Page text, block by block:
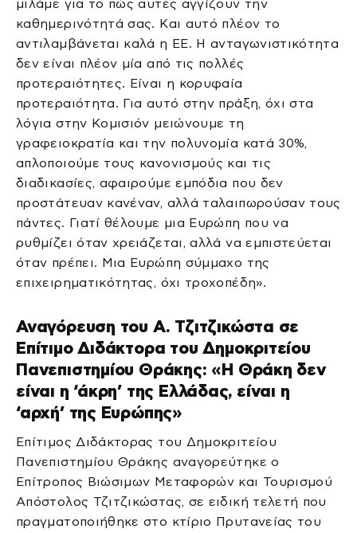
μιλάμε για το πώς αυτές αγγίζουν την
καθημερινότητά σας. Και αυτό πλέον το
αντιλαμβάνεται καλά η ΕΕ. Η ανταγωνιστικότητα
δεν είναι πλέον μία από τις πολλές
προτεραιότητες. Είναι η κορυφαία
προτεραιότητα. Για αυτό στην πράξη, όχι στα
λόγια στην Κομισιόν μειώνουμε τη
γραφειοκρατία και την πολυνομία κατά 30%,
απλοποιούμε τους κανονισμούς και τις
διαδικασίες, αφαιρούμε εμπόδια που δεν
προστάτευαν κανέναν, αλλά ταλαιπωρούσαν τους
πάντες. Γιατί θέλουμε μια Ευρώπη που να
ρυθμίζει όταν χρειάζεται, αλλά να εμπιστεύεται
όταν πρέπει. Μια Ευρώπη σύμμαχο της
επιχειρηματικότητας, όχι τροχοπέδη».
Αναγόρευση του Α. Τζιτζικώστα σε
Επίτιμο Διδάκτορα του Δημοκριτείου
Πανεπιστημίου Θράκης: «Η Θράκη δεν
είναι η ‘άκρη’ της Ελλάδας, είναι η
‘αρχή’ της Ευρώπης»
Επίτιμος Διδάκτορας του Δημοκριτείου
Πανεπιστημίου Θράκης αναγορεύτηκε ο
Επίτροπος Βιώσιμων Μεταφορών και Τουρισμού
Απόστολος Τζιτζικώστας, σε ειδική τελετή που
πραγματοποιήθηκε στο κτίριο Πρυτανείας του